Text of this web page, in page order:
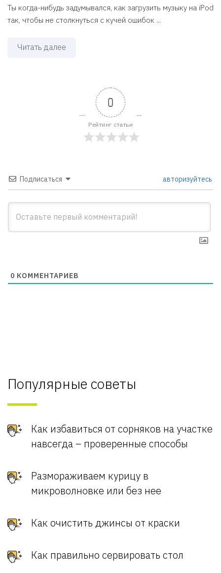
Ты когда-нибудь задумывался, как загрузить музыку на iPod
так, чтобы не столкнуться с кучей ошибок ...
Читать далее
0
Рейтинг статьи
Подписаться авторизуйтесь
0 КОММЕНТАРИЕВ
Популярные советы
Как избавиться от сорняков на участке
навсегда – проверенные способы
Размораживаем курицу в
микроволновке или без нее
Как очистить джинсы от краски
Как правильно сервировать стол